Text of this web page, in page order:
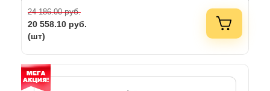
24 186.00руб.
20 558.10 руб.
(шт)